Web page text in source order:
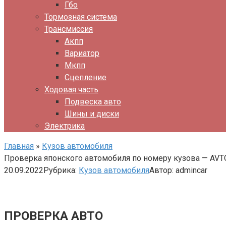
Гбо
Тормозная система
Трансмиссия
Акпп
Вариатор
Мкпп
Сцепление
Ходовая часть
Подвеска авто
Шины и диски
Электрика
Главная » Кузов автомобиля
Проверка японского автомобиля по номеру кузова —
20.09.2022Рубрика: Кузов автомобиляАвтор: admincar
ПРОВЕРКА АВТО